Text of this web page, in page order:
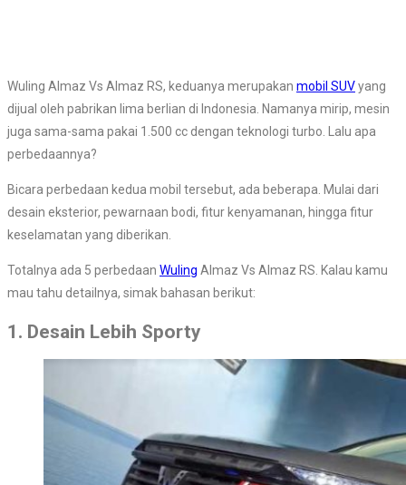
Wuling Almaz Vs Almaz RS, keduanya merupakan mobil SUVyang
dijual oleh pabrikan lima berlian di Indonesia. Namanya mirip, mesin
juga sama-sama pakai 1.500 cc dengan teknologi turbo. Lalu apa
perbedaannya?
Bicara perbedaan kedua mobil tersebut, ada beberapa. Mulai dari
desain eksterior, pewarnaan bodi, fitur kenyamanan, hingga fitur
keselamatan yang diberikan.
Totalnya ada 5 perbedaan Wuling Almaz Vs Almaz RS. Kalau kamu
mau tahu detailnya, simak bahasan berikut:
1. Desain Lebih Sporty